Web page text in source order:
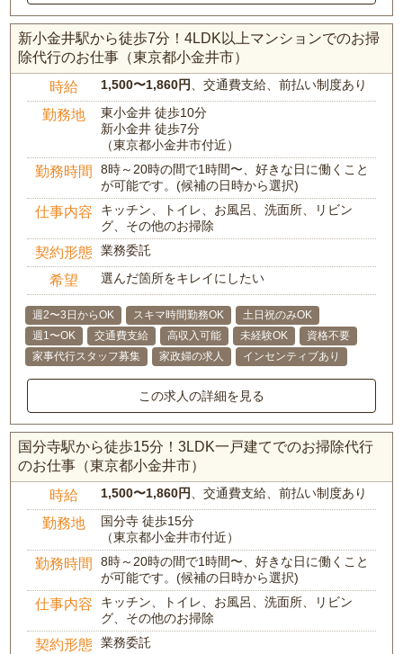
新小金井駅から徒歩7分！4LDK以上マンションでのお掃
除代行のお仕事（東京都小金井市）
時給 1,500〜1,860円 、交通費支給、前払い制度あり
勤務地
東小金井 徒歩10分
新小金井 徒歩7分
（東京都小金井市付近）
勤務時間
8時～20時の間で1時間〜、好きな日に働くこと
が可能です。(候補の日時から選択)
仕事内容
キッチン、トイレ、お風呂、洗面所、リビン
グ、その他のお掃除
契約形態 業務委託
希望 選んだ箇所をキレイにしたい
週2〜3日からOK スキマ時間勤務OK
土日祝のみOK
週1〜OK
交通費支給 高収入可能 未経験OK
資格不要
家事代行スタッフ募集
家政婦の求人 インセンティブあり
この求人の詳細を見る
国分寺駅から徒歩15分！3LDK一戸建てでのお掃除代行
のお仕事（東京都小金井市）
時給 1,500〜1,860円 、交通費支給、前払い制度あり
勤務地
国分寺 徒歩15分
（東京都小金井市付近）
勤務時間
8時～20時の間で1時間〜、好きな日に働くこと
が可能です。(候補の日時から選択)
仕事内容
キッチン、トイレ、お風呂、洗面所、リビン
グ、その他のお掃除
契約形態 業務委託